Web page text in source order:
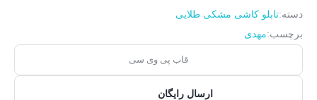
دسته:تابلو کاشی مشکی طلایی
برچسب:مهدی
قاب پی وی سی
ارسال رایگان